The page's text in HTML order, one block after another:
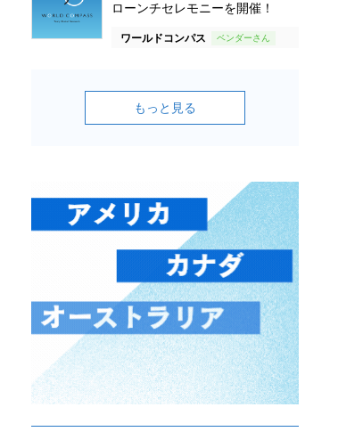
ローンチセレモニーを開催！
ワールドコンパス
もっと見る